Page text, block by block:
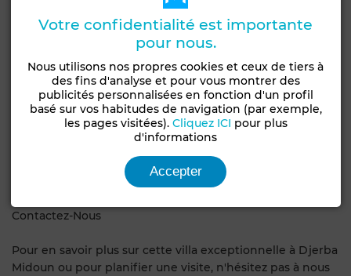
touristiques et résidentiels en cours de développement,
ce qui augmente la valeur de la propriété au fil du temps.
Rejoignez la Communauté de Djerba Midoun
Ne manquez pas l'occasion de faire partie de la
communauté de Djerba Midoun, connue pour son accueil
chaleureux et son mode de vie détendu. Cette villa est le
proches, que ce soit pour des vacances ou pour une vie
Contactez-Nous
Pour en savoir plus sur cette villa exceptionnelle à Djerba
Midoun ou pour planifier une visite, n'hésitez pas à nous
Votre confidentialité est importante
pour nous.
Nous utilisons nos propres cookies et ceux de tiers à
des fins d'analyse et pour vous montrer des
publicités personnalisées en fonction d'un profil
basé sur vos habitudes de navigation (par exemple,
les pages visitées). Cliquez ICI pour plus
d'informations
Accepter